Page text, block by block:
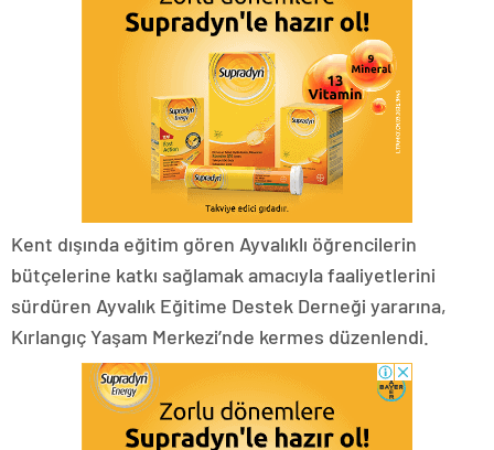
Kent dışında eğitim gören Ayvalıklı öğrencilerin
bütçelerine katkı sağlamak amacıyla faaliyetlerini
sürdüren Ayvalık Eğitime Destek Derneği yararına,
Kırlangıç Yaşam Merkezi’nde kermes düzenlendi.